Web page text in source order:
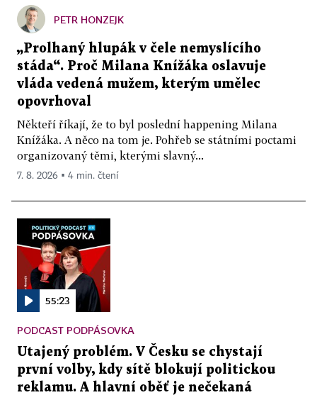
PETR HONZEJK
„Prolhaný hlupák v čele nemyslícího
stáda“. Proč Milana Knížáka oslavuje
vláda vedená mužem, kterým umělec
opovrhoval
Někteří říkají, že to byl poslední happening Milana
Knížáka. A něco na tom je. Pohřeb se státními poctami
organizovaný těmi, kterými slavný...
7. 8. 2026 ▪ 4 min. čtení
55:23
PODCAST PODPÁSOVKA
Utajený problém. V Česku se chystají
první volby, kdy sítě blokují politickou
reklamu. A hlavní oběť je nečekaná